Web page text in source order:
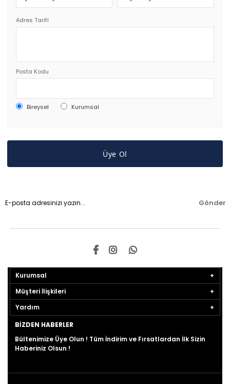
Adres Tarifi
Posta Kodu
Bireysel Kurumsal
Üye Ol
Gönder
Kurumsal
Müşteri İlişkileri
Yardım
BIZDEN HABERLER
Bültenimize Üye Olun ! Tüm İndirim ve Fırsatlardan İlk Sizin
Haberiniz Olsun !